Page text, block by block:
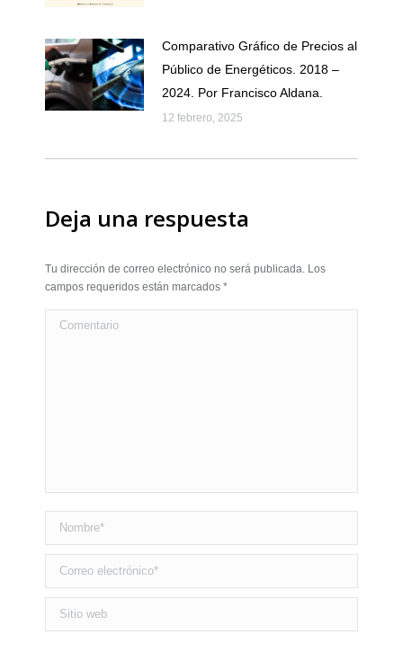
Comparativo Gráfico de Precios al
Público de Energéticos. 2018 –
2024. Por Francisco Aldana.
12 febrero, 2025
Deja una respuesta
Tu dirección de correo electrónico no será publicada. Los
campos requeridos están marcados *
Comentario
Nombre *
Correo electrónico *
Sitio web